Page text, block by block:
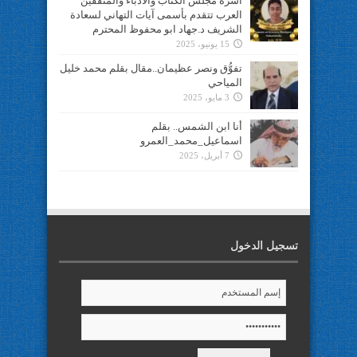
العرب تتقدم بأسمى آيات التهاني لسعادة
الشريف د.جهاد ابو محفوظ المحترم
15 يونيو، 2025
تفوُّق ونصر عظيمان..مقال بقلم محمد خليل
المياحي
3 مايو، 2025
أنا ابن الشمس.. بقلم
اسماعيل_محمد_العمرو
7 أبريل، 2025
تسجيل الدخول